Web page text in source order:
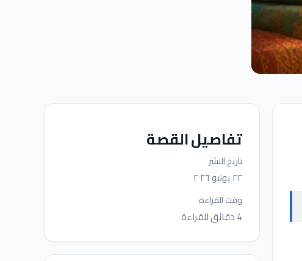
تفاصيل القصة
تاريخ النشر
٢٢ يونيو ٢٠٢٦
وقت القراءة
4 دقائق للقراءة